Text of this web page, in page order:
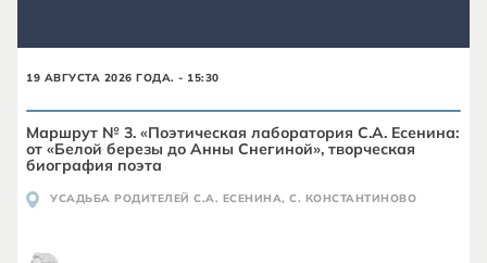
19 АВГУСТА 2026 ГОДА. - 15:30
Маршрут № 3. «Поэтическая лаборатория С.А. Есенина:
от «Белой березы до Анны Снегиной», творческая
биография поэта
УСАДЬБА РОДИТЕЛЕЙ С.А. ЕСЕНИНА, С. КОНСТАНТИНОВО